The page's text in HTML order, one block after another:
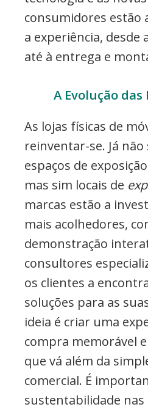
consumidores estão
a experiência, desde
até à entrega e
A Evolução das
As lojas físicas de
reinventar-se. Já não
espaços de
mas sim locais de
marcas estão a
mais acolhedores,
demonstração
consultores
os clientes a
soluções para as
ideia é criar uma
compra memorável
que vá além da
comercial. É
sustentabilidade nas